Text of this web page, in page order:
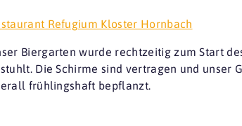
Refugium Kloster Hornbach
Biergarten wurde rechtzeitig zum Start
Die Schirme sind vertragen und unser
frühlingshaft bepflanzt.